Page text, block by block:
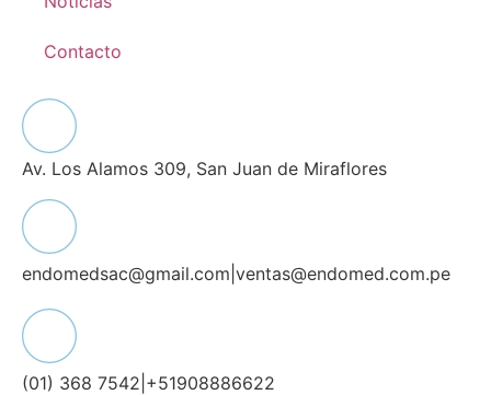
Contacto
Av. Los Alamos 309, San Juan de Miraflores
endomedsac@gmail.com ventas@endomed.com.pe
(01) 368 7542 +51908886622